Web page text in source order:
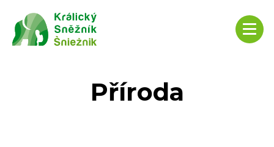
Příroda